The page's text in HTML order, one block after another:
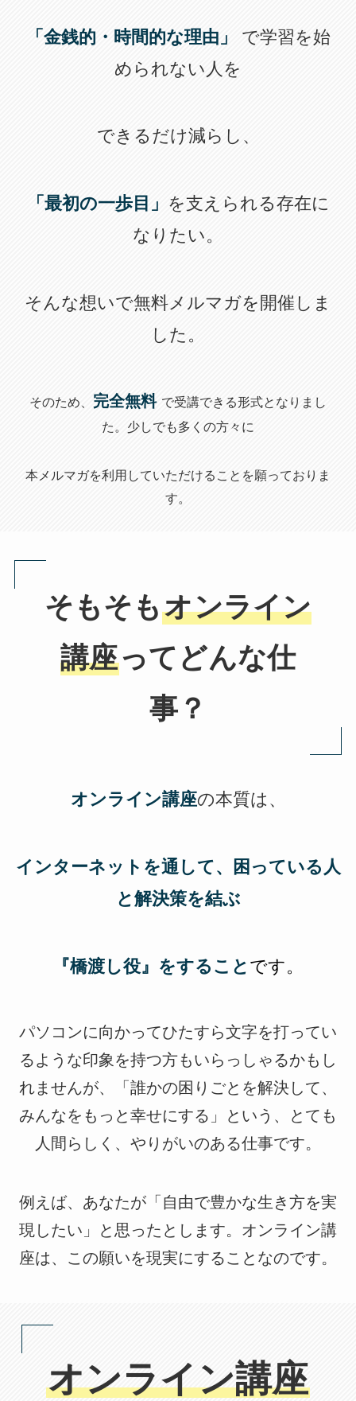
「金銭的・時間的な理由」
で学習を始
められない人を
できるだけ減らし、
「最初の一歩目」 を支えられる存在に
なりたい。
そんな想いで無料メルマガを開催しま
した。
そのため、 完全無料 で受講できる形式となりまし
た。少しでも多くの方々に
本メルマガを利用していただけることを願っておりま
す。
そもそもオンライン
講座ってどんな仕
事？
オンライン講座の本質は、
インターネットを通して、困っている人
と解決策を結ぶ
『橋渡し役』をすること です。
パソコンに向かってひたすら文字を打ってい
るような印象を持つ方もいらっしゃるかもし
れませんが、「誰かの困りごとを解決して、
みんなをもっと幸せにする」という、とても
人間らしく、やりがいのある仕事です。
例えば、あなたが「自由で豊かな生き方を実
現したい」と思ったとします。オンライン講
座は、この願いを現実にすることなのです。
オンライン講座